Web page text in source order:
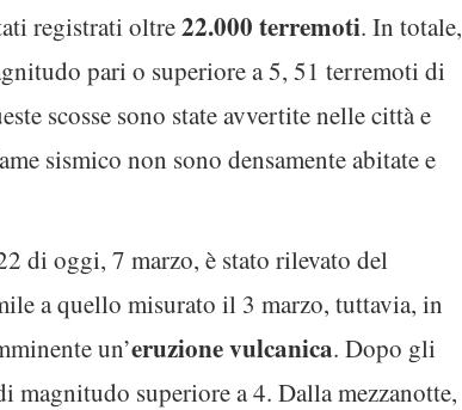
registrati oltre22.000 terremoti. In totale,
pari o superiore a 5, 51 terremoti di
scosse sono state avvertite nelle città e
sismico non sono densamente abitate e
di oggi, 7 marzo, è stato rilevato del
a quello misurato il 3 marzo, tuttavia, in
un’eruzione vulcanica. Dopo gli
magnitudo superiore a 4. Dalla mezzanotte,